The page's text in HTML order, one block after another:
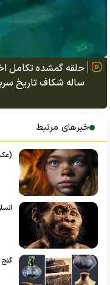
ساله شکاف تاریخ
خبرهای مرتبط
گنج